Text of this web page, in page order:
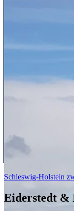
Schleswig-Holstein
Eiderstedt &